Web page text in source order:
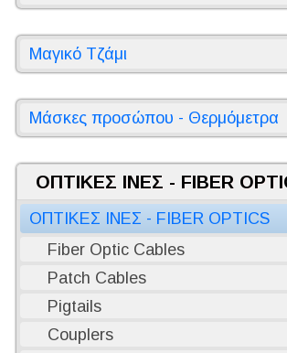
Μαγικό Τζάμι
Μάσκες προσώπου - Θερμόμετρα
ΟΠΤΙΚΕΣ ΙΝΕΣ - FIBER
ΟΠΤΙΚΕΣ ΙΝΕΣ - FIBER OPTICS
Fiber Optic Cables
Patch Cables
Pigtails
Couplers